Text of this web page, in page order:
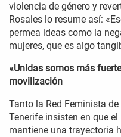
violencia de género y
Rosales lo resume así:
permea ideas como la
mujeres, que es algo
«Unidas somos más
movilización
Tanto la Red Feminista
Tenerife insisten en que
mantiene una trayectoria